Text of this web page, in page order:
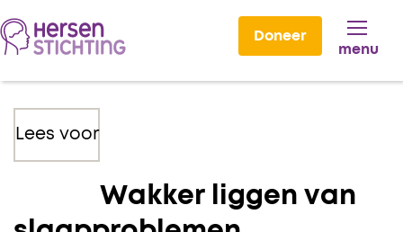
Doneer
menu
Lees voor
Wakker liggen van